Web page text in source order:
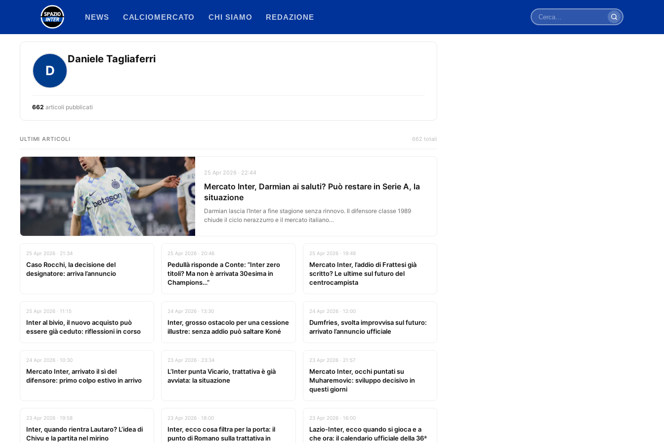
NEWS CALCIOMERCATO CHI SIAMO REDAZIONE
Cerca
D
Daniele Tagliaferri
662 articoli pubblicati
ULTIMI ARTICOLI 662 totali
25 Apr 2026 · 22:44
Mercato Inter, Darmian ai saluti? Può restare in Serie A, la
situazione
Darmian lascia l’Inter a fine stagione senza rinnovo. Il difensore classe 1989
chiude il ciclo nerazzurro e il mercato italiano…
25 Apr 2026 · 21:34
Caso Rocchi, la decisione del
designatore: arriva l’annuncio
25 Apr 2026 · 20:46
Pedullà risponde a Conte: “Inter zero
titoli? Ma non è arrivata 30esima in
Champions…”
25 Apr 2026 · 19:49
Mercato Inter, l’addio di Frattesi già
scritto? Le ultime sul futuro del
centrocampista
25 Apr 2026 · 11:15
Inter al bivio, il nuovo acquisto può
essere già ceduto: riflessioni in corso
24 Apr 2026 · 13:30
Inter, grosso ostacolo per una cessione
illustre: senza addio può saltare Koné
24 Apr 2026 · 12:00
Dumfries, svolta improvvisa sul futuro:
arrivato l’annuncio ufficiale
24 Apr 2026 · 10:30
Mercato Inter, arrivato il sì del
difensore: primo colpo estivo in arrivo
23 Apr 2026 · 23:34
L’Inter punta Vicario, trattativa è già
avviata: la situazione
23 Apr 2026 · 21:57
Mercato Inter, occhi puntati su
Muharemovic: sviluppo decisivo in
questi giorni
23 Apr 2026 · 19:58
Inter, quando rientra Lautaro? L’idea di
Chivu e la partita nel mirino
23 Apr 2026 · 18:00
Inter, ecco cosa filtra per la porta: il
punto di Romano sulla trattativa in
23 Apr 2026 · 16:00
Lazio-Inter, ecco quando si gioca e a
che ora: il calendario ufficiale della 36ª